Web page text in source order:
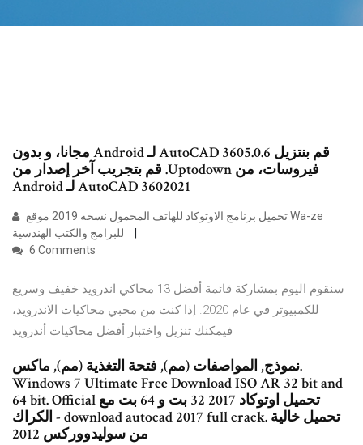
‫قم بنتزيل AutoCAD 3605.0.6 لـ Android مجانا، و بدون
فيروسات، من Uptodown. قم بتجريب آخر إصدار من
AutoCAD 3602021 لـ Android
6 Comments
سنقوم اليوم بمشاركة قائمة أفضل 13 محاكي اندرويد خفيف وسريع
للكمبيوتر في عام 2020. إذا كنت من محبي محاكيات الاندرويد،
فيمكنك تنزيل واختبار أفضل محاكيات أندرويد
نموذج, المواصفات (مم), فتحة التغذية (مم), ماكس.
Windows 7 Ultimate Free Download ISO AR 32 bit and
64 bit. Official تحميل اوتوكاد 2017 32 بت و 64 بت مع
الكراك - download autocad 2017 full crack. تحميل خالية
من سوليدووركس 2012